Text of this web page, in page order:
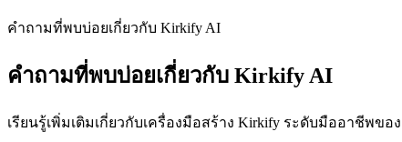
คำถามที่พบบ่อยเกี่ยวกับ Kirkify AI
คำถามที่พบบ่อยเกี่ยวกับ Kirkify AI
เรียนรู้เพิ่มเติมเกี่ยวกับเครื่องมือสร้าง Kirkify ระดับมืออาชีพข